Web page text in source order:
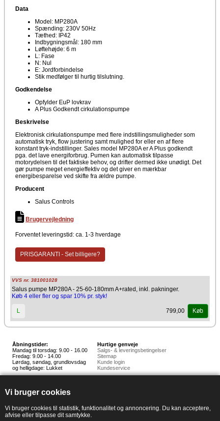
Vi bruger cookies
Vi bruger cookies til statistik, funktionalitet og annoncering. Du kan acceptere,
afvise eller tilpasse dit samtykke.
Data
Model: MP280A
Spænding: 230V 50Hz
Tæthed: IP42
Indbygningsmål: 180 mm
Løftehøjde: 6 m
L: Fase
N: Nul
E: Jordforbindelse
Stik medfølger til hurtig tilslutning.
Godkendelse
Opfylder EuP lovkrav
A Plus Godkendt cirkulationspumpe
Beskrivelse
Elektronisk cirkulationspumpe med flere indstillingsmuligheder som
automatisk tryk, flow justering samt mulighed for eller en af flere
konstant tryk-indstillinger. Sales model MP280A er A Plus godkendt
pga. det lave energiforbrug. Pumen kan automatisk tilpasse
motorydelsen til det faktiske behov, og drifter dermed ikke unødigt. Det
gør pumpe meget energieffektiv og det giver en mærkbar
energibesparelse ved skifte fra ældre pumpe.
Producent
Salus Controls
Brugervejledning
Forventet leveringstid: ca. 1-3 hverdage
PRISGARANTI - Set billigere?
VVS nr. 381001028
Salus pumpe MP280A - 25-60-180mm A+rated, inkl. pakninger.
Køb 4 eller fler og spar 10% pr. styk!
L 799,00 Køb
Åbningstider:
Mandag til torsdag: 9.00 - 16.00
Fredag: 9.00 - 14.00
Lørdag, søndag, grundlovsdag
og helligdage: Lukket
Hurtige genveje
Salgs- & leveringsbetingelser
Sitemap
Kunde login
Kundeservice
Hunnerupvej 3, 6920 Videbæk
E-mail:salg@hedestoker.dk
PA: